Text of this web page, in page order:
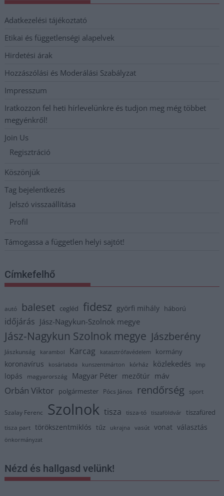
Adatkezelési tájékoztató
Etikai és függetlenségi alapelvek
Hirdetési árak
Hozzászólási és Moderálási Szabályzat
Impresszum
Iratkozzon fel heti hírlevelünkre és tudjon meg még többet
megyénkről!
Join Us
Regisztráció
Köszönjük
Tag bejelentkezés
Jelszó visszaállítása
Profil
Támogassa a független helyi sajtót!
Címkefelhő
autó baleset cegléd fidesz györfi mihály háború
időjárás Jász-Nagykun-Szolnok megye
Jász-Nagykun Szolnok megye Jászberény
Jászkunság karambol Karcag katasztrófavédelem kormány
koronavírus kosárlabda kunszentmárton kórház közlekedés lmp
lopás magyarország Magyar Péter mezőtúr máv
Orbán Viktor polgármester Pócs János rendőrség sport
Szalay Ferenc Szolnok tisza tisza-tó tiszaföldvár tiszafüred
tisza part törökszentmiklós tűz ukrajna vasút vonat választás
önkormányzat
Nézd és hallgasd velünk!